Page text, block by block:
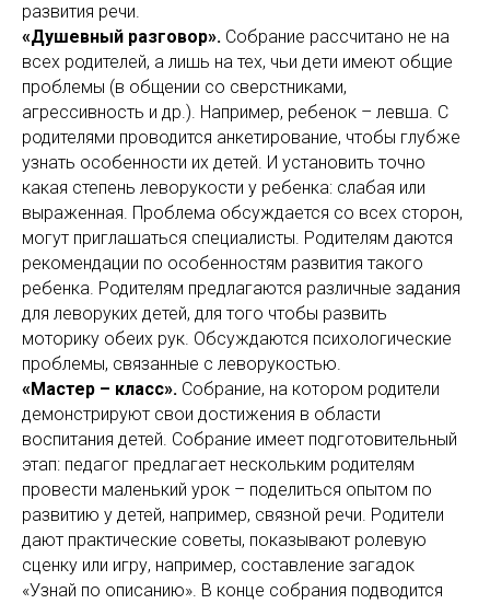
развития речи.
«Душевный разговор». Собрание рассчитано не на
всех родителей, а лишь на тех, чьи дети имеют общие
проблемы (в общении со сверстниками,
агрессивность и др.). Например, ребенок – левша. С
родителями проводится анкетирование, чтобы глубже
узнать особенности их детей. И установить точно
какая степень леворукости у ребенка: слабая или
выраженная. Проблема обсуждается со всех сторон,
могут приглашаться специалисты. Родителям даются
рекомендации по особенностям развития такого
ребенка. Родителям предлагаются различные задания
для леворуких детей, для того чтобы развить
моторику обеих рук. Обсуждаются психологические
проблемы, связанные с леворукостью.
«Мастер – класс». Собрание, на котором родители
демонстрируют свои достижения в области
воспитания детей. Собрание имеет подготовительный
этап: педагог предлагает нескольким родителям
провести маленький урок – поделиться опытом по
развитию у детей, например, связной речи. Родители
дают практические советы, показывают ролевую
сценку или игру, например, составление загадок
«Узнай по описанию». В конце собрания подводится